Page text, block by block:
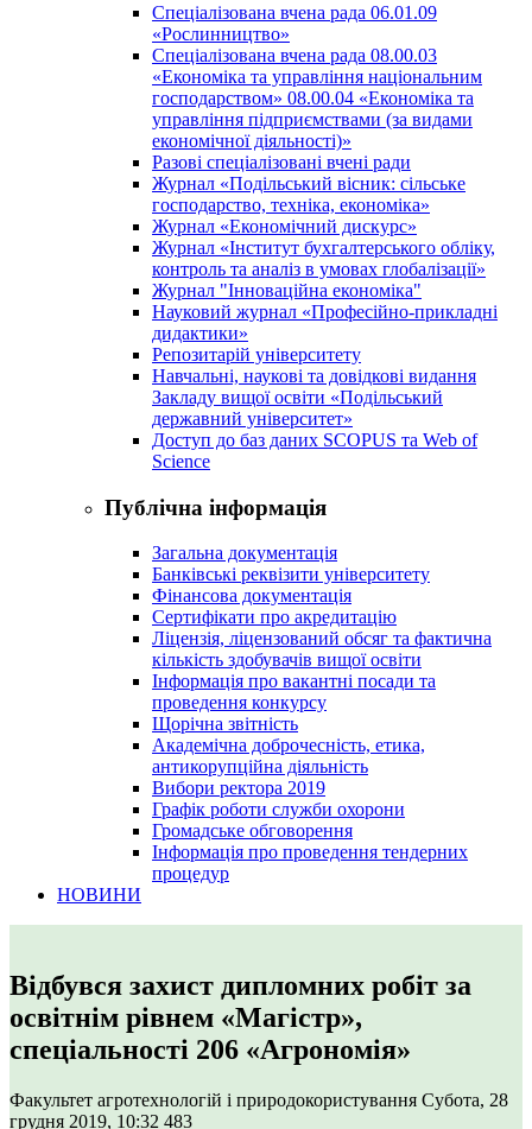
Спеціалізована вчена рада 06.01.09
«Рослинництво»
Спеціалізована вчена рада 08.00.03
«Економіка та управління національним
господарством» 08.00.04 «Економіка та
управління підприємствами (за видами
економічної діяльності)»
Разові спеціалізовані вчені ради
Журнал «Подільський вісник: сільське
господарство, техніка, економіка»
Журнал «Економічний дискурс»
Журнал «Інститут бухгалтерського обліку,
контроль та аналіз в умовах глобалізації»
Журнал "Інноваційна економіка"
Науковий журнал «Професійно-прикладні
дидактики»
Репозитарій університету
Навчальні, наукові та довідкові видання
Закладу вищої освіти «Подільський
державний університет»
Доступ до баз даних SCOPUS та Web of
Science
Публічна інформація
Загальна документація
Банківські реквізити університету
Фінансова документація
Сертифікати про акредитацію
Ліцензія, ліцензований обсяг та фактична
кількість здобувачів вищої освіти
Інформація про вакантні посади та
проведення конкурсу
Щорічна звітність
Академічна доброчесність, етика,
антикорупційна діяльність
Вибори ректора 2019
Графік роботи служби охорони
Громадське обговорення
Інформація про проведення тендерних
процедур
НОВИНИ
Відбувся захист дипломних робіт за
освітнім рівнем «Магістр»,
спеціальності 206 «Агрономія»
Факультет агротехнологій і природокористування Субота, 28
грудня 2019, 10:32 483